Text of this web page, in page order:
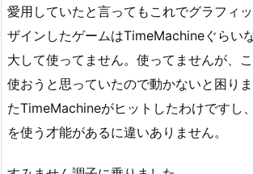
愛用していたと言ってもこれでグラフィ
ザインしたゲームはTimeMachineぐらい
大して使ってません。使ってませんが、
使おうと思っていたので動かないと困り
たTimeMachineがヒットしたわけですし
を使う才能があるに違いありません。